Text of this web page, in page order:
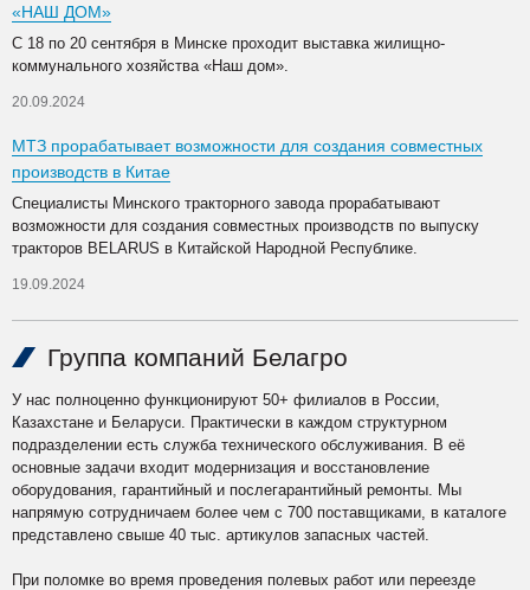
«НАШ ДОМ»
С 18 по 20 сентября в Минске проходит выставка жилищно-
коммунального хозяйства «Наш дом».
20.09.2024
МТЗ прорабатывает возможности для создания совместных
производств в Китае
Специалисты Минского тракторного завода прорабатывают
возможности для создания совместных производств по выпуску
тракторов BELARUS в Китайской Народной Республике.
19.09.2024
Группа компаний Белагро
У нас полноценно функционируют 50+ филиалов в России,
Казахстане и Беларуси. Практически в каждом структурном
подразделении есть служба технического обслуживания. В её
основные задачи входит модернизация и восстановление
оборудования, гарантийный и послегарантийный ремонты. Мы
напрямую сотрудничаем более чем с 700 поставщиками, в каталоге
представлено свыше 40 тыс. артикулов запасных частей.
При поломке во время проведения полевых работ или переезде